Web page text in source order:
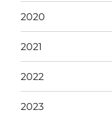
2020
2021
2022
2023